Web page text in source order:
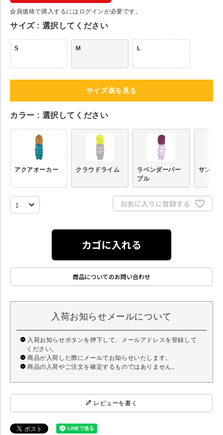
会員価格で購入するにはログインが必要です。
サイズ 選択してください
S M L
サイズ表を見る
カラー 選択してください
アクアオーカー クラウドライム
ラベンダーパー
プル
サンド
お気に入りに登録する
カゴに入れる
商品についてのお問い合わせ
入荷お知らせメールについて
入荷お知らせボタンを押下して、メールアドレスを登録して
ください。
商品が入荷した際にメールでお知らせいたします。
商品の入荷やご注文を確定するものではありません。
レビューを書く